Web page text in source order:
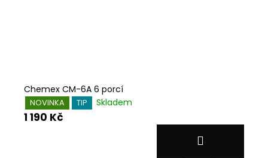
Chemex CM-6A 6 porcí
NOVINKA TIP Skladem
1 190 Kč